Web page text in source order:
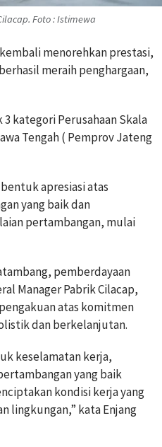
Foto : Istimewa
kembali menorehkan prestasi,
meraih penghargaan,
kategori Perusahaan Skala
Tengah ( Pemprov Jateng
apresiasi atas
yang baik dan
pertambangan, mulai
pemberdayaan
Manager Pabrik Cilacap,
atas komitmen
dan berkelanjutan.
keselamatan kerja,
yang baik
kondisi kerja yang
lingkungan,” kata Enjang